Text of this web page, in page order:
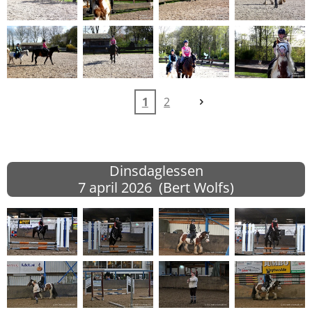
1 2
Dinsdaglessen
7 april 2026 (Bert Wolfs)